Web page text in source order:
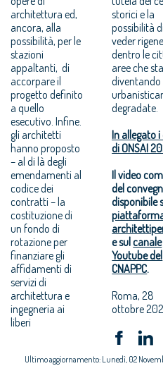
architettura ed,
ancora, alla
possibilità, per le
stazioni
appaltanti, di
accorpare il
progetto definito
a quello
esecutivo. Infine.
gli architetti
hanno proposto
– al di là degli
emendamenti al
codice dei
contratti – la
costituzione di
un fondo di
rotazione per
finanziare gli
affidamenti di
servizi di
architettura e
ingegneria ai
liberi
storici e la
possibilità di
veder
dentro le
aree che
diventando
degradate.
In allegato
di ONSAI
Il video
del
disponibile
e sulcanale
Youtube del
CNAPPC.
Roma, 28
ottobre
Ultimo aggiornamento: Lunedì, 02